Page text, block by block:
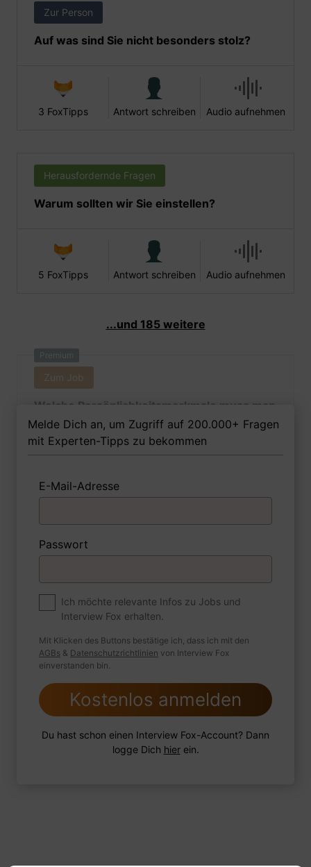
Zur Person
Auf was sind Sie nicht besonders stolz?
3 FoxTipps Antwort schreiben Audio aufnehmen
Herausfordernde Fragen
Warum sollten wir Sie einstellen?
5 FoxTipps Antwort schreiben Audio aufnehmen
...und 185 weitere
Premium
Zum Job
Welche Persönlichkeitsmerkmale muss man
als Schädlingsbekämpferin Ihrer Meinung
nach besitzen, um in dem Job erfolgreich zu
sein?
1 FoxTipp Antwort schreiben Audio aufnehmen
Wie sind Sie mit einer Situation
umgegangen, in der Sie einen
leistungsschwachen Mitarbeiter hatten?
Melde Dich an, um Zugriff auf 200.000+ Fragen
mit Experten-Tipps zu bekommen
E-Mail-Adresse
Passwort
Ich möchte relevante Infos zu Jobs und
Interview Fox erhalten.
Mit Klicken des Buttons bestätige ich, dass ich mit den
AGBs & Datenschutzrichtlinien von Interview Fox
einverstanden bin.
Kostenlos anmelden
Du hast schon einen Interview Fox-Account? Dann
logge Dich hierein.